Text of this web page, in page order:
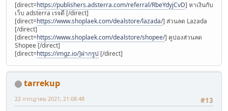
[direct=https://publishers.adsterra.com/referral/RbeYdyjCvD] หาเงินกับ
เว็บ adsterra เรจดี [/direct]
[direct=https://www.shoplaek.com/dealstore/lazada/] ส่วนลด Lazada
[/direct]
[direct=https://www.shoplaek.com/dealstore/shopee/] คูปองส่วนลด
Shopee [/direct]
[direct=https://imgz.io/]ฝากรูป [/direct]
tarrekup
#13
22 กรกฎาคม 2021, 21:08:48